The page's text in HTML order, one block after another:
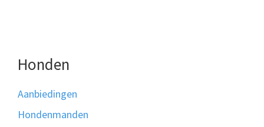
Honden
Aanbiedingen
Hondenmanden